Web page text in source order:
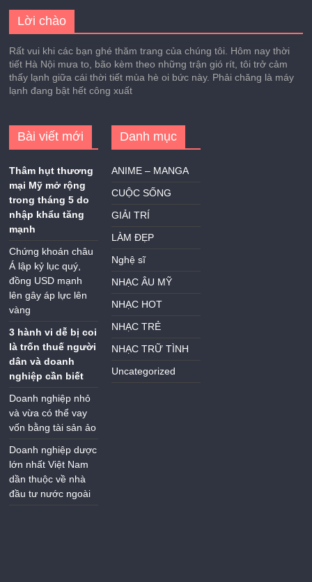
Lời chào
Rất vui khi các bạn ghé thăm trang của chúng tôi. Hôm nay thời
tiết Hà Nội mưa to, bão kèm theo những trận gió rít, tôi trở cảm
thấy lạnh giữa cái thời tiết mùa hè oi bức này. Phải chăng là máy
lạnh đang bật hết công xuất
Bài viết mới
Thâm hụt thương
mại Mỹ mở rộng
trong tháng 5 do
nhập khẩu tăng
mạnh
Chứng khoán châu
Á lập kỷ lục quý,
đồng USD mạnh
lên gây áp lực lên
vàng
3 hành vi dễ bị coi
là trốn thuế người
dân và doanh
nghiệp cần biết
Doanh nghiệp nhỏ
và vừa có thể vay
vốn bằng tài sản ảo
Doanh nghiệp dược
lớn nhất Việt Nam
dần thuộc về nhà
đầu tư nước ngoài
Danh mục
ANIME – MANGA
CUỘC SỐNG
GIẢI TRÍ
LÀM ĐẸP
Nghệ sĩ
NHẠC ÂU MỸ
NHẠC HOT
NHẠC TRẺ
NHẠC TRỮ TÌNH
Uncategorized